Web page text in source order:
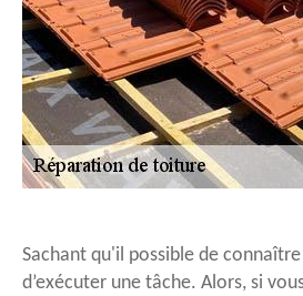
Sachant qu'il possible de
d’exécuter une tâche. Alors, si